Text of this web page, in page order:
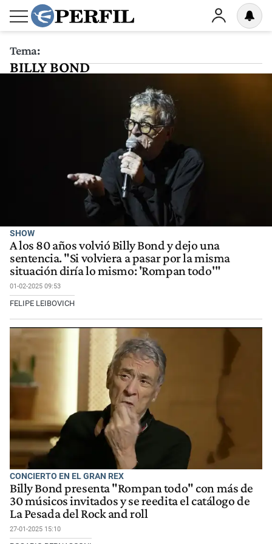
Tema:
BILLY BOND
SHOW
A los 80 años volvió Billy Bond y dejo una
sentencia. "Si volviera a pasar por la misma
situación diría lo mismo: 'Rompan todo'"
01-02-2025 09:53
FELIPE LEIBOVICH
CONCIERTO EN EL GRAN REX
Billy Bond presenta "Rompan todo" con más de
30 músicos invitados y se reedita el catálogo de
La Pesada del Rock and roll
27-01-2025 15:10